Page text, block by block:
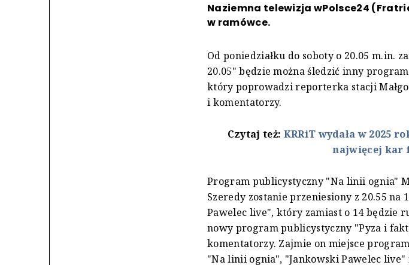
Naziemna telewizja wPolsce24
w ramówce.
Od poniedziałku do soboty o 20.05 m.in.
20.05" będzie można śledzić inny
który poprowadzi reporterka stacji
i komentatorzy.
Czytaj też: KRRiT wydała w 2025
najwięcej kar
Program publicystyczny "Na linii ognia"
Szeredy zostanie przeniesiony z 20.55 na
Pawelec live", który zamiast o 14 będzie
nowy program publicystyczny "Pyza i
komentatorzy. Zajmie on miejsce
"Na linii ognia", "Jankowski Pawelec